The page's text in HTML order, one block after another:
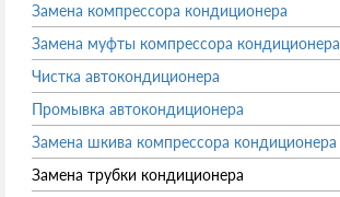
Замена компрессора кондиционера
Замена муфты компрессора кондиционера
Чистка автокондиционера
Промывка автокондиционера
Замена шкива компрессора кондиционера
Замена трубки кондиционера